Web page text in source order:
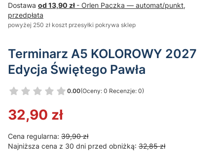
Dostawa od 13,90 zł - Orlen Paczka — automat/punkt,
przedpłata
powyżej 250 zł koszt przesyłki pokrywa sklep
Terminarz A5 KOLOROWY 2027
Edycja Świętego Pawła
0.00(Oceny: 0 Recenzje: 0)
Przejdź do sekcji Opinie
32,90 zł
Cena regularna: 39,90 zł
Najniższa cena z 30 dni przed obniżką: 32,85 zł